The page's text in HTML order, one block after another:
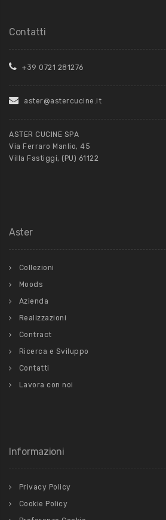
Contatti
+39 0721 281276
aster@astercucine.it
ASTER CUCINE SPA
Via Ferraro Manlio, 45
Villa Fastiggi, (PU) 61122
Aster
Collezioni
Moods
Azienda
Realizzazioni
Contract
Ricerca e Sviluppo
Contatti
Lavora con noi
Informazioni
Privacy Policy
Cookie Policy